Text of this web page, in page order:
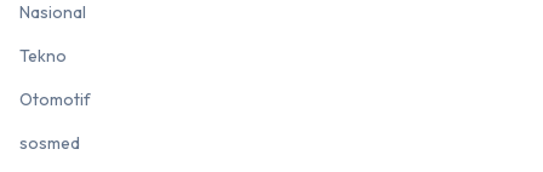
Nasional
Tekno
Otomotif
sosmed